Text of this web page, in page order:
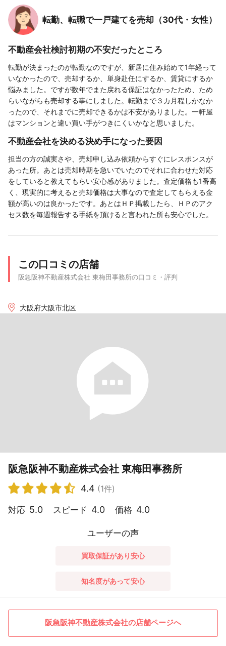
転勤、転職で一戸建てを売却（30代・女性）
不動産会社検討初期の不安だったところ
転勤が決まったのが転勤なのですが、新居に住み始めて1年経って
いなかったので、売却するか、単身赴任にするか、賃貸にするか
悩みました。ですが数年でまた戻れる保証はなかったため、ため
らいながらも売却する事にしました。転勤まで３カ月程しかなか
ったので、それまでに売却できるかは不安がありました。一軒屋
はマンションと違い買い手がつきにくいかなと思いました。
不動産会社を決める決め手になった要因
担当の方の誠実さや、売却申し込み依頼からすぐにレスポンスが
あった所。あとは売却時期を急いでいたのでそれに合わせた対応
をしていると教えてもらい安心感がありました。査定価格も1番高
く、現実的に考えると売却価格は大事なので査定してもらえる金
額が高いのは良かったです。あとはＨＰ掲載したら、ＨＰのアク
セス数を毎週報告する手紙を頂けると言われた所も安心でした。
この口コミの店舗
阪急阪神不動産株式会社 東梅田事務所の口コミ・評判
大阪府大阪市北区
阪急阪神不動産株式会社 東梅田事務所
4.4 (1件)
対応 5.0 スピード 4.0 価格 4.0
ユーザーの声
買取保証があり安心
知名度があって安心
阪急阪神不動産株式会社の店舗ページへ